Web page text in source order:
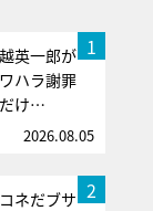
1
英一郎が
ハラ謝罪
け…
2026.08.05
2
ネだブサ